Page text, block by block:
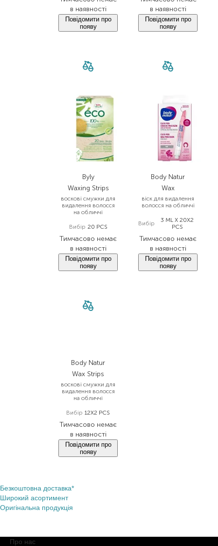
в наявності
Повідомити про
появу
в наявності
Повідомити про
появу
Byly
Waxing Strips
воскові смужки для
видалення волосся
на обличчі
Вибір 20 PCS
Тимчасово немає
в наявності
Повідомити про
появу
Body Natur
Wax
віск для видалення
волосся на обличчі
Вибір
3 ML X 20X2
PCS
Тимчасово немає
в наявності
Повідомити про
появу
Body Natur
Wax Strips
воскові смужки для
видалення волосся
на обличчі
Вибір 12X2 PCS
Тимчасово немає
в наявності
Повідомити про
появу
Безкоштовна доставка*
Широкий асортимент
Оригінальна продукція
Про нас